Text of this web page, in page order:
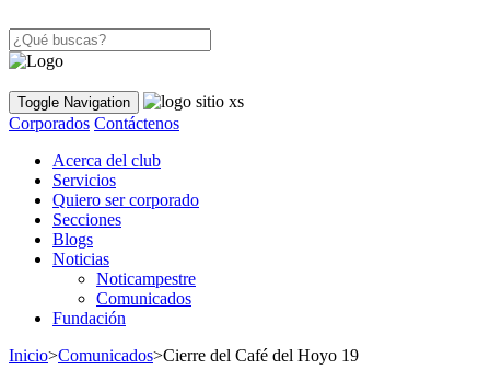
Toggle Navigation
Corporados Contáctenos
Acerca del club
Servicios
Quiero ser corporado
Secciones
Blogs
Noticias
Noticampestre
Comunicados
Fundación
Inicio>Comunicados>Cierre del Café del Hoyo 19